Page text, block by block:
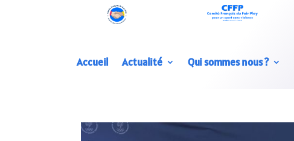
Accueil Actualité Qui sommes nous ?